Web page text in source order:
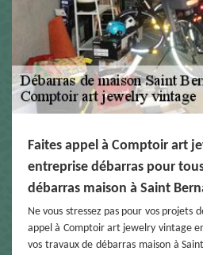
Faites appel à Comptoir art
entreprise débarras pour
débarras maison à Saint
Ne vous stressez pas pour vos projets
appel à Comptoir art jewelry vintage
vos travaux de débarras maison à